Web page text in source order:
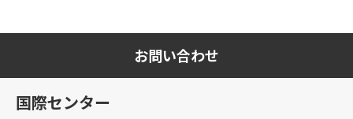
お問い合わせ
国際センター